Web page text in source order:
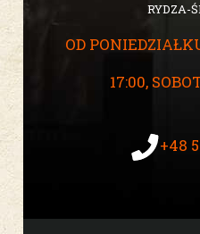
RYDZA-
OD
17:00,
+48